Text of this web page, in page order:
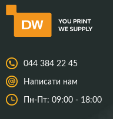
044 384 22 45
Написати нам
Пн-Пт: 09:00 - 18:00